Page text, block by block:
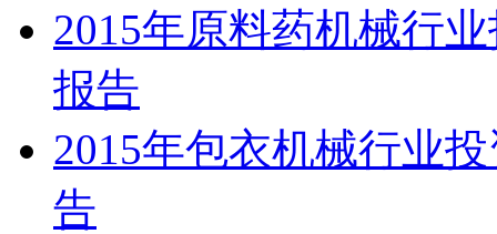
2015年原料药机械行
报告
2015年包衣机械行业
告